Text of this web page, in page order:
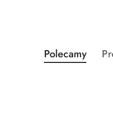
Pomiń karuzelę
Produkty
o
Polecamy